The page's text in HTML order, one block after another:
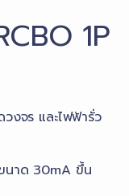
1P
งจร และไฟฟ้ารั่ว
นาด 30mA ขึ้น